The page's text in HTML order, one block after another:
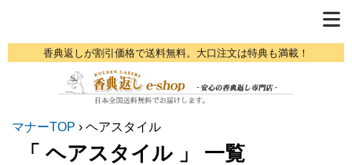
香典返しが割引価格で送料無料。大口注文は特典も満載！
マナーTOP › ヘアスタイル
「 ヘアスタイル 」 一覧